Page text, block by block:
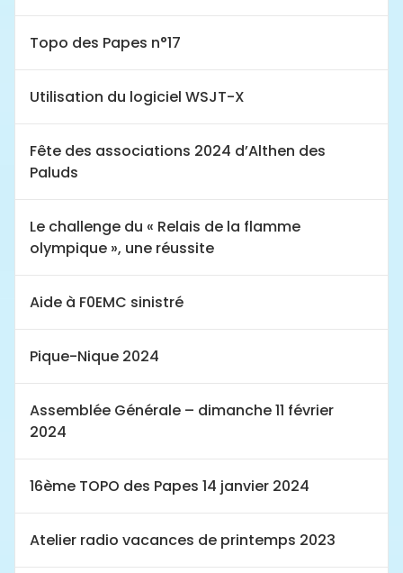
Topo des Papes n°17
Utilisation du logiciel WSJT-X
Fête des associations 2024 d’Althen des
Paluds
Le challenge du « Relais de la flamme
olympique », une réussite
Aide à F0EMC sinistré
Pique-Nique 2024
Assemblée Générale – dimanche 11 février
2024
16ème TOPO des Papes 14 janvier 2024
Atelier radio vacances de printemps 2023